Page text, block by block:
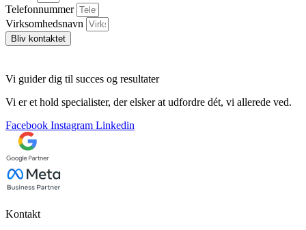
Telefonnummer
Virksomhedsnavn
Bliv kontaktet
Vi guider dig til succes og resultater
Vi er et hold specialister, der elsker at udfordre dét, vi allerede ved.
Facebook Instagram Linkedin
Kontakt